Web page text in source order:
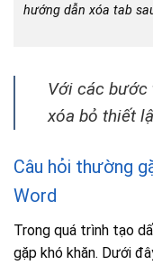
hướng dẫn xóa tab
Với các bước
xóa bỏ thiết
Câu hỏi thường
Word
Trong quá trình tạo
gặp khó khăn. Dưới